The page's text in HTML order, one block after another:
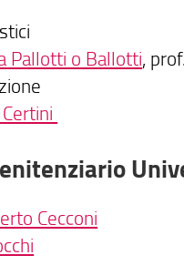
Pallotti o Ballotti,
Cecconi